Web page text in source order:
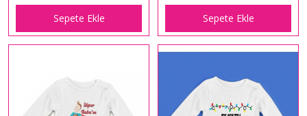
Sepete Ekle Sepete Ekle